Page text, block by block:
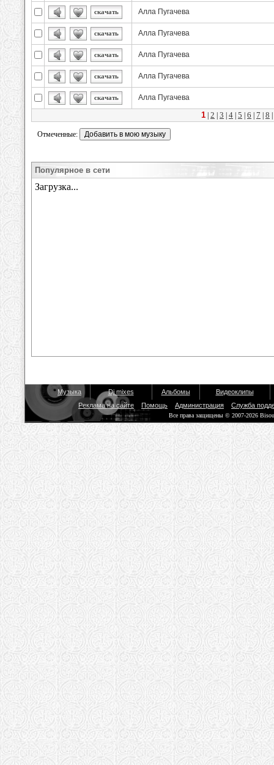
скачать Алла Пугачева
скачать Алла Пугачева
скачать Алла Пугачева
скачать Алла Пугачева
скачать Алла Пугачева
1 2 3 4 5 6 7 8
Отмеченные:
Популярное в сети
Музыка Dj mixes Альбомы
Видеоклипы
Реклама на сайте
Помощь Администрация Служба
Все права защищены © 2007-2026